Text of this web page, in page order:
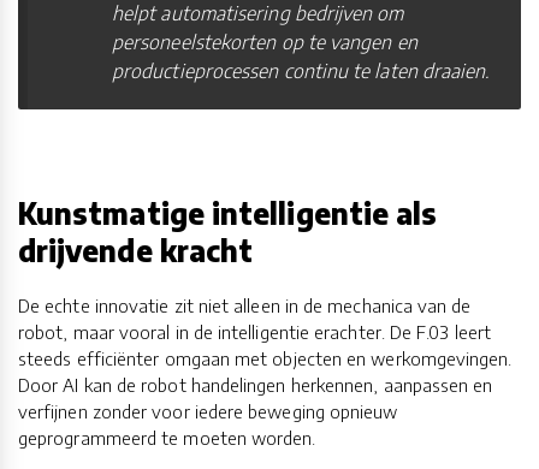
helpt automatisering bedrijven om
personeelstekorten op te vangen en
productieprocessen continu te laten draaien.
Kunstmatige intelligentie als
drijvende kracht
De echte innovatie zit niet alleen in de mechanica van de
robot, maar vooral in de intelligentie erachter. De F.03 leert
steeds efficiënter omgaan met objecten en werkomgevingen.
Door AI kan de robot handelingen herkennen, aanpassen en
verfijnen zonder voor iedere beweging opnieuw
geprogrammeerd te moeten worden.